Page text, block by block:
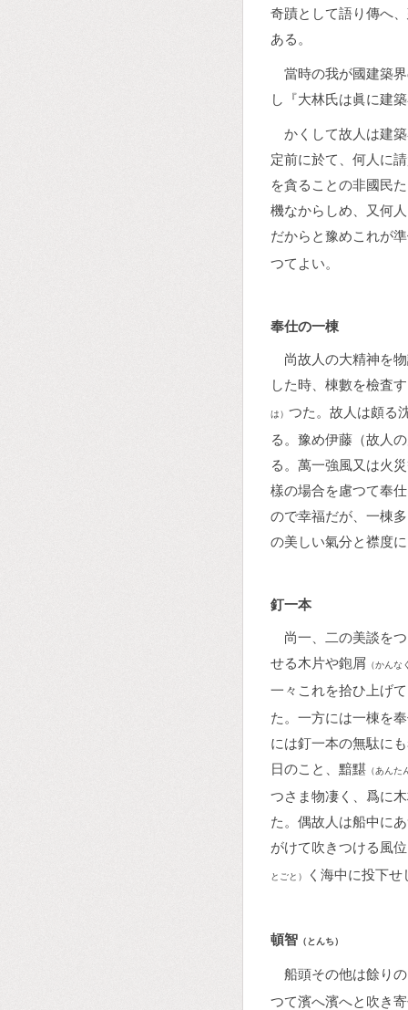
奇蹟として語り傳へ
ある。
當時の我が國建築
し『大林氏は眞に建
かくして故人は建
定前に於て、何人に
を貪ることの非國民
機なからしめ、又何
だからと豫めこれが
つてよい。
奉仕の一棟
尚故人の大精神を
した時、棟數を檢査
は） つた。故人は頗る
る。豫め伊藤（故人
る。萬一強風又は火
樣の場合を慮つて奉
ので幸福だが、一棟
の美しい氣分と襟度
釘一本
尚一、二の美談を
せる木片や鉋屑 （かんな
一々これを拾ひ上げ
た。一方には一棟を
には釘一本の無駄に
日のこと、黯黮 （あんた
つさま物凄く、爲に
た。偶故人は船中に
がけて吹きつける風
とごと） く海中に投下せ
頓智 （とんち）
船頭その他は餘り
つて濱へ濱へと吹き